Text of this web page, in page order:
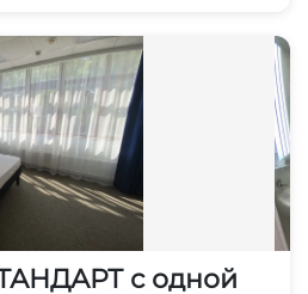
с одной